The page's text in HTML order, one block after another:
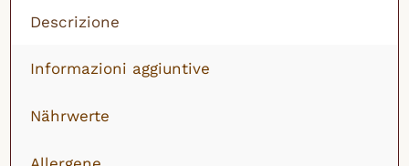
Descrizione
Informazioni aggiuntive
Nährwerte